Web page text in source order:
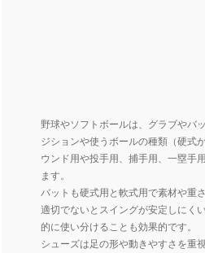
野球やソフトボールは、グラブやバ
ジションや使うボールの種類（硬式
ウンド用や投手用、捕手用、一塁手
ます。
バットも硬式用と軟式用で素材や重
適切でないとスイングが安定しにく
的に使い分けることも効果的です。
シューズは足の形や動きやすさを重